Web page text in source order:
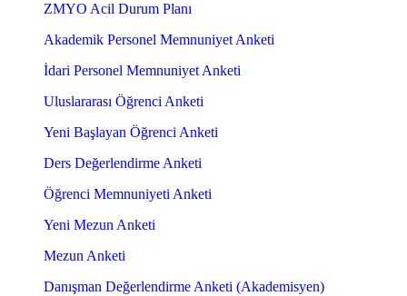
ZMYO Acil Durum Planı
Akademik Personel Memnuniyet Anketi
İdari Personel Memnuniyet Anketi
Uluslararası Öğrenci Anketi
Yeni Başlayan Öğrenci Anketi
Ders Değerlendirme Anketi
Öğrenci Memnuniyeti Anketi
Yeni Mezun Anketi
Mezun Anketi
Danışman Değerlendirme Anketi (Akademisyen)